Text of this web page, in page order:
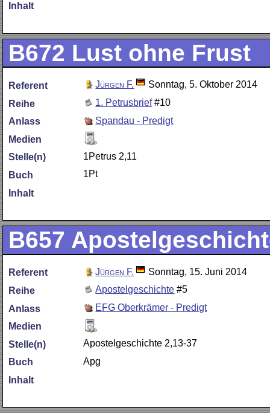
Inhalt
B672 Lust ohne Frust
Referent Jürgen F.
Sonntag, 5. Oktober 2014
Reihe
1. Petrusbrief#10
Anlass
Spandau - Predigt
Medien
Stelle(n)
1Petrus 2,11
Buch
1Pt
Inhalt
B657
Referent Jürgen F.
Sonntag, 15. Juni 2014
Reihe
Apostelgeschichte #5
Anlass
EFG Oberkrämer - Predigt
Medien
Stelle(n)
Apostelgeschichte 2,13-37
Buch
Apg
Inhalt